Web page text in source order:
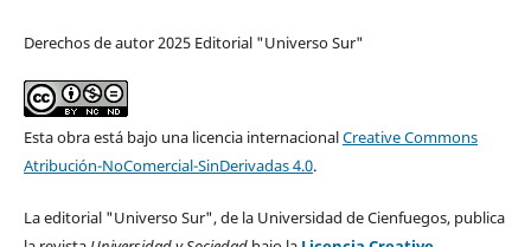
Derechos de autor 2025 Editorial "Universo Sur"
Esta obra está bajo una licencia internacionalCreative Commons
Atribución-NoComercial-SinDerivadas 4.0.
La editorial "Universo Sur", de la Universidad de Cienfuegos, publica